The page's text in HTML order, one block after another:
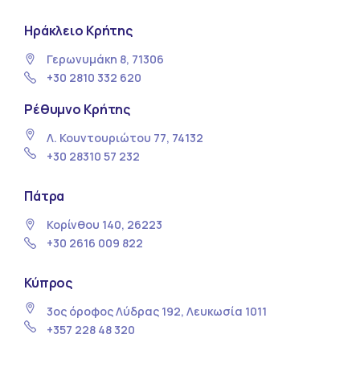
Ηράκλειο Κρήτης
Γερωνυμάκη 8, 71306
+30 2810 332 620
Ρέθυμνο Κρήτης
Λ. Κουντουριώτου 77, 74132
+30 28310 57 232
Πάτρα
Κορίνθου 140, 26223
+30 2616 009 822
Κύπρος
3ος όροφος Λύδρας 192, Λευκωσία 1011
+357 228 48 320